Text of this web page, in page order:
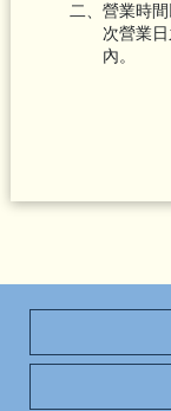
二、營業時
次營業
內。